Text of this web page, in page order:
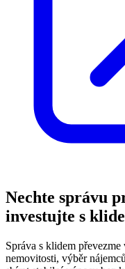
Nechte správu
investujte s
Správa s klidem
nemovitosti, výběr